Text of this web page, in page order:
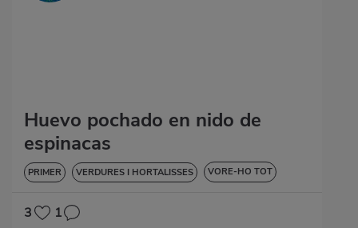
Huevo pochado en nido de
espinacas
PRIMER VERDURES I HORTALISSES VORE-HO TOT
3 1